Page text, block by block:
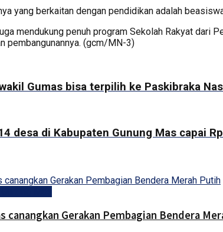
yang berkaitan dengan pendidikan adalah
mendukung penuh program Sekolah Rakyat dari
pembangunannya. (gcm/MN-3)
Gumas bisa terpilih ke Paskibraka
desa di Kabupaten Gunung Mas capai
canangkan Gerakan Pembagian Bendera